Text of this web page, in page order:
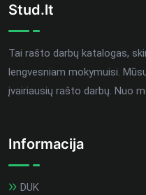
Stud.lt
Tai rašto darbų katalogas,
lengvesniam mokymuisi.
įvairiausių rašto darbų. Nuo
Informacija
DUK